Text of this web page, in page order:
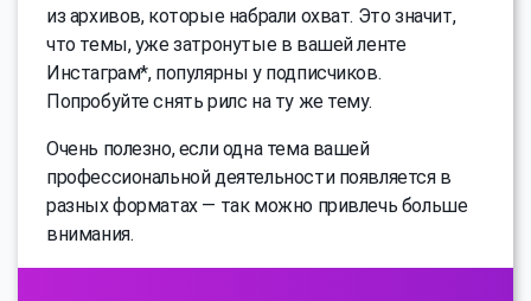
из архивов, которые набрали охват. Это значит,
что темы, уже затронутые в вашей ленте
Инстаграм*, популярны у подписчиков.
Попробуйте снять рилс на ту же тему.
Очень полезно, если одна тема вашей
профессиональной деятельности появляется в
разных форматах — так можно привлечь больше
внимания.